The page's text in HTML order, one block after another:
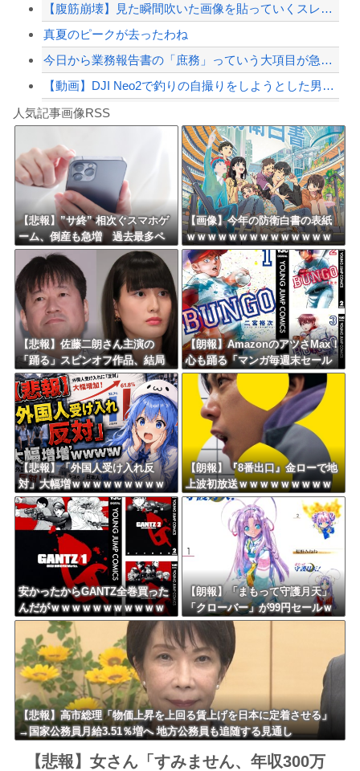
【緊急速報】NYで警官が黒人男性の首を絞め、暴動第二波不可避へ
Powered by livedoor 相互RSS
【腹筋崩壊】見た瞬間吹いた画像を貼っていくスレｗｗｗｗ
真夏のピークが去ったわね
今日から業務報告書の「庶務」っていう大項目が急に廃止されたんだけど意味不明すぎる
【動画】DJI Neo2で釣りの自撮りをしようとした男の悲劇（ノ∇`）
しんのすけ「ギアスを手に入れたゾ」
8/4のニュース
日本旅行キャンセルすべきか…1万年ぶり史上最大級の火山の兆し＝韓国の反応
更新中止のお知らせ
海外「おめでとうタキ！」リヴァプール南野がバースデーゴール！！
Powered by livedoor 相互RSS
人気記事画像RSS
【悲報】”サ終” 相次ぐスマホゲ
ーム、倒産も急増 過去最多ペ
ースで推移 「当たれば一攫千
金」過去の時代に
【画像】今年の防衛白書の表紙
ｗｗｗｗｗｗｗｗｗｗｗｗｗｗ
ｗｗｗｗｗ
【悲報】佐藤二朗さん主演の
「踊る」スピンオフ作品、結局
撮影中止が決定ｗｗｗｗｗｗｗ
ｗｗ
【朗報】AmazonのアツさMax！
心も踊る「マンガ毎週末セール
（50%還元）」2日目襲来！
【悲報】「外国人受け入れ反
対」大幅増ｗｗｗｗｗｗｗｗｗ
ｗｗｗｗｗｗｗｗｗ
【朗報】『8番出口』金ローで地
上波初放送ｗｗｗｗｗｗｗｗｗ
ｗｗｗｗ
安かったからGANTZ全巻買った
んだがｗｗｗｗｗｗｗｗｗｗｗ
ｗｗ
【朗報】「まもって守護月天」
「クローバー」が99円セールｗ
ｗｗｗｗｗｗｗｗｗｗｗ
【悲報】高市総理「物価上昇を上回る賃上げを日本に定着させる」
→国家公務員月給3.51％増へ 地方公務員も追随する見通し
【悲報】女さん「すみません、年収300万